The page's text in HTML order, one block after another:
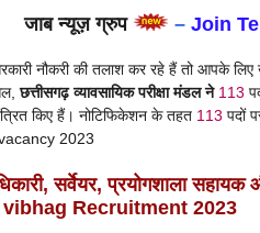
जाब न्यूज़ ग्रुप – Join
नौकरी की तलाश कर रहे हैं तो आपके
छत्तीसगढ़ व्यावसायिक परीक्षा मंडल ने 113
किए हैं। नोटिफिकेशन के तहत 113 पदों
2023
सर्वेयर, प्रयोगशाला
Recruitment 2023